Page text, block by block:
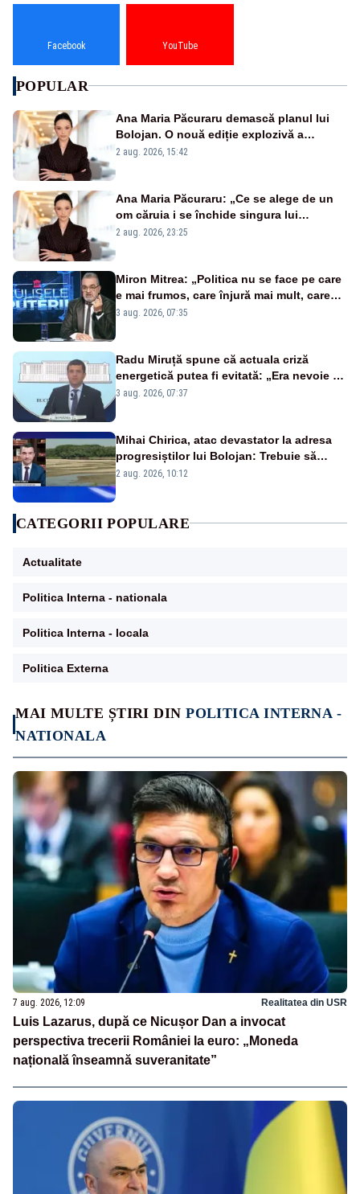
MAI MULTE ȘTIRI DINPOLITICA INTERNA -
NATIONALA
7 aug. 2026, 12:09 Realitatea din USR
Luis Lazarus, după ce Nicușor Dan a invocat
perspectiva trecerii României la euro: „Moneda
națională înseamnă suveranitate”
Facebook YouTube
POPULAR
Ana Maria Păcuraru demască planul lui
Bolojan. O nouă ediție explozivă a
emisiunii „Miza Zilei” la Realitatea PLUS
2 aug. 2026, 15:42
Ana Maria Păcuraru: „Ce se alege de un
om căruia i se închide singura lui
portiță?”
2 aug. 2026, 23:25
Miron Mitrea: „Politica nu se face pe care
e mai frumos, care înjură mai mult, care
țipă mai tare, ci pe proiecte”
3 aug. 2026, 07:35
Radu Miruță spune că actuala criză
energetică putea fi evitată: „Era nevoie să
ne facem iarna car și vara sanie”
3 aug. 2026, 07:37
Mihai Chirica, atac devastator la adresa
progresiștilor lui Bolojan: Trebuie să
protejăm și natura, dar nu șținem omaneii
2 aug. 2026, 10:12
CATEGORII POPULARE
Actualitate
Politica Interna - nationala
Politica Interna - locala
Politica Externa